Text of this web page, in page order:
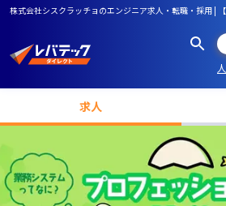
株式会社シスクラッチョのエンジニア求人・転職・採用 |
求人